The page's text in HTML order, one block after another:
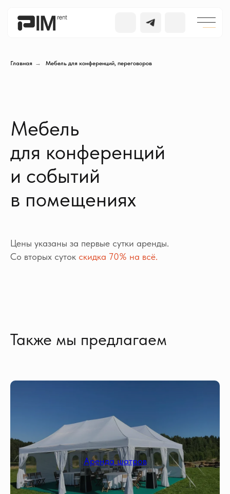
Главная → Мебель для конференций, переговоров
Мебель
для конференций
и событий
в помещениях
Цены указаны за первые сутки аренды.
Со вторых суток скидка 70% на всё.
Также мы предлагаем
Аренда шатров